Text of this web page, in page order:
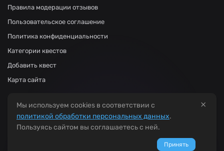
Правила модерации отзывов
Пользовательское соглашение
Политика конфиденциальности
Категории квестов
Добавить квест
Карта сайта
×
Мы используем cookies в соответствии с
политикой обработки персональных данных.
Пользуясь сайтом вы соглашаетесь с ней.
Принять